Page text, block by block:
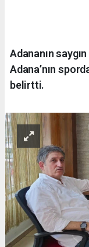
Adananın
Adana’nın
belirtti.